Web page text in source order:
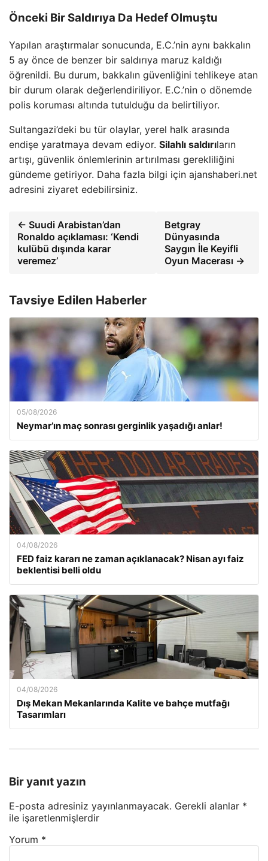
Önceki Bir Saldırıya Da Hedef Olmuştu
Yapılan araştırmalar sonucunda, E.C.’nin aynı bakkalın
5 ay önce de benzer bir saldırıya maruz kaldığı
öğrenildi. Bu durum, bakkalın güvenliğini tehlikeye atan
bir durum olarak değerlendiriliyor. E.C.’nin o dönemde
polis koruması altında tutulduğu da belirtiliyor.
Sultangazi’deki bu tür olaylar, yerel halk arasında
endişe yaratmaya devam ediyor. Silahlı saldırıların
artışı, güvenlik önlemlerinin artırılması gerekliliğini
gündeme getiriyor. Daha fazla bilgi için ajanshaberi.net
adresini ziyaret edebilirsiniz.
← Suudi Arabistan’dan
Ronaldo açıklaması: ‘Kendi
kulübü dışında karar
veremez’
Betgray
Dünyasında
Saygın İle Keyifli
Oyun Macerası →
Tavsiye Edilen Haberler
05/08/2026
Neymar’ın maç sonrası gerginlik yaşadığı anlar!
04/08/2026
FED faiz kararı ne zaman açıklanacak? Nisan ayı faiz
beklentisi belli oldu
04/08/2026
Dış Mekan Mekanlarında Kalite ve bahçe mutfağı
Tasarımları
Bir yanıt yazın
E-posta adresiniz yayınlanmayacak. Gerekli alanlar *
ile işaretlenmişlerdir
Yorum *